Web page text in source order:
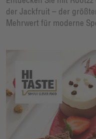
der Jackfruit – der
Mehrwert für moderne